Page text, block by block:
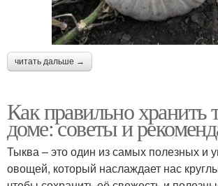
читать дальше →
Как правильно хранить
доме: советы и
Тыква – это один из самых полезных и
овощей, который наслаждает нас